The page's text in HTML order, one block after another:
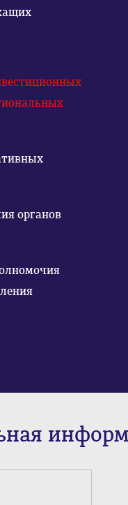
органов